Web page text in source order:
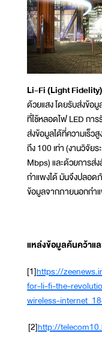
Li-Fi (Light Fidelity)
ด้วยแสง โดยรับส่งข้อ
ที่ใช้หลอดไฟ LED การ
ส่งข้อมูลได้ที่ความเร็ว
ถึง 100 เท่า (งานวิจัย
Mbps) และด้วยการ
กำแพงได้ มันจึงปลอ
ข้อมูลจากภายนอกกำ
แหล่งข้อมูลค้นคว้าแ
[1]https://
for-li-fi-the-
wireless-
[2]http://